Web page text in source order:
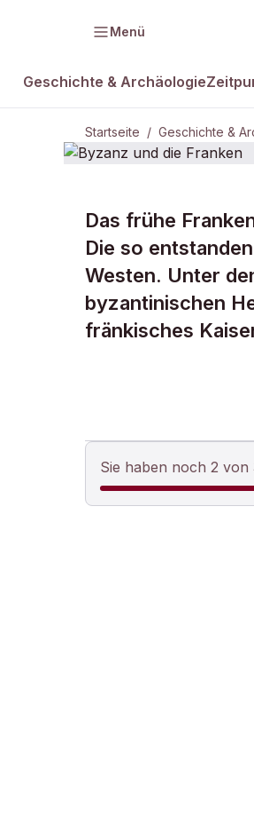
Menü
Geschichte & Archäologie
Startseite / Geschichte &
DAMALS Plus
Das frühe
Die so
Westen. Unter
byzantinischen
fränkisches
Sie haben noch 2